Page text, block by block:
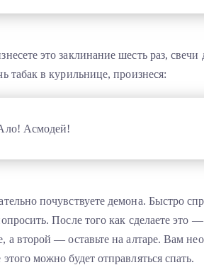
это заклинание шесть раз,
табак в курильнице, произнеся:
Асмодей!
почувствуете демона. Быстро
После того как сделаете это
а второй — оставьте на алтаре. Вам
можно будет отправляться спать.